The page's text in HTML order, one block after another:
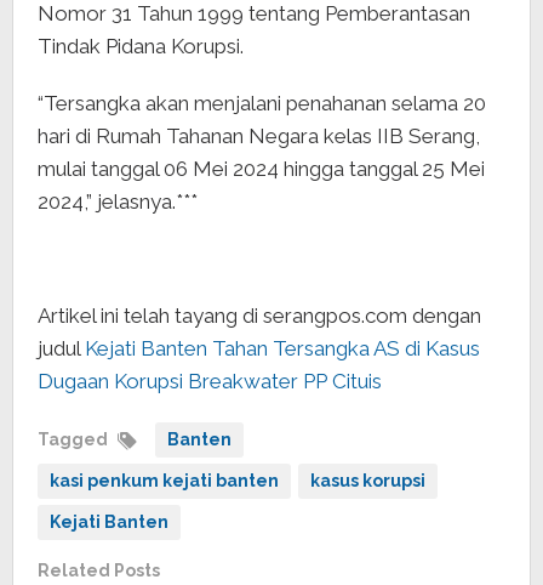
Nomor 31 Tahun 1999 tentang Pemberantasan
Tindak Pidana Korupsi.
“Tersangka akan menjalani penahanan selama 20
hari di Rumah Tahanan Negara kelas IIB Serang,
mulai tanggal 06 Mei 2024 hingga tanggal 25 Mei
2024,” jelasnya.***
Artikel ini telah tayang di serangpos.com dengan
judulKejati Banten Tahan Tersangka AS di Kasus
Dugaan Korupsi Breakwater PP Cituis
Tagged Banten
kasi penkum kejati banten kasus korupsi
Kejati Banten
Related Posts